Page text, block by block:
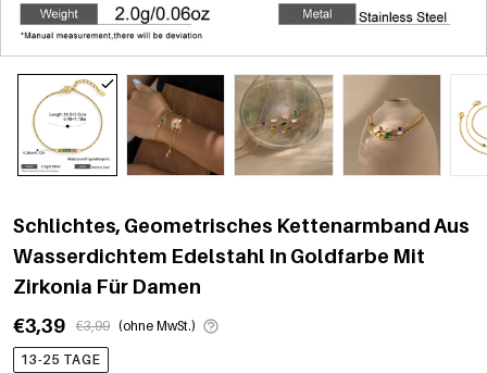
Schlichtes, Geometrisches Kettenarmband Aus
Wasserdichtem Edelstahl In Goldfarbe Mit
Zirkonia Für Damen
€3,39
€3,99 (ohne MwSt.)
13-25 TAGE